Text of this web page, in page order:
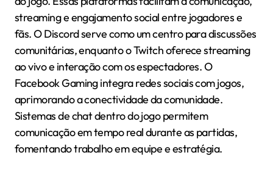
streaming e engajamento social entre jogadores e
fãs. O Discord serve como um centro para discussões
comunitárias, enquanto o Twitch oferece streaming
ao vivo e interação com os espectadores. O
Facebook Gaming integra redes sociais com jogos,
aprimorando a conectividade da comunidade.
Sistemas de chat dentro do jogo permitem
comunicação em tempo real durante as partidas,
fomentando trabalho em equipe e estratégia.